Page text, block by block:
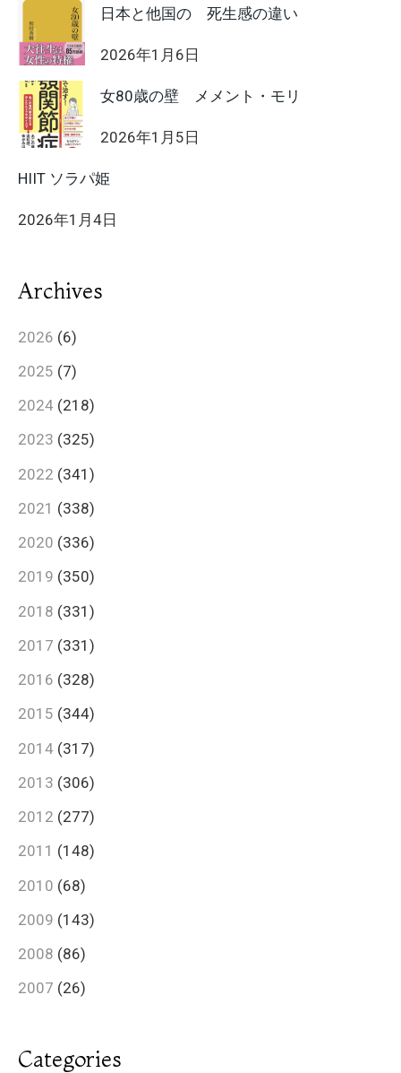
日本と他国の 死生感の違い
2026年1月6日
女80歳の壁 メメント・モリ
2026年1月5日
HIIT ソラパ姫
2026年1月4日
Archives
2026 (6)
2025 (7)
2024 (218)
2023 (325)
2022 (341)
2021 (338)
2020 (336)
2019 (350)
2018 (331)
2017 (331)
2016 (328)
2015 (344)
2014 (317)
2013 (306)
2012 (277)
2011 (148)
2010 (68)
2009 (143)
2008 (86)
2007 (26)
Categories